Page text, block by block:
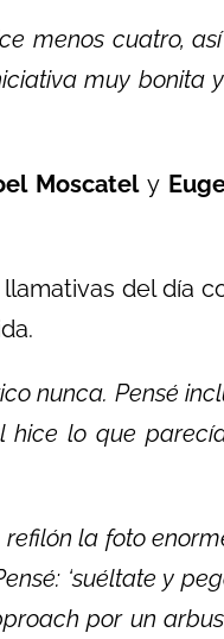
menos cuatro,
muy bonita
Moscately
del día
nunca. Pensé
lo que
la foto
‘suéltate y
por un